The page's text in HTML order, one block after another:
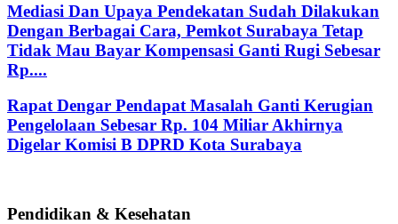
Mediasi Dan Upaya Pendekatan Sudah Dilakukan
Dengan Berbagai Cara, Pemkot Surabaya Tetap
Tidak Mau Bayar Kompensasi Ganti Rugi Sebesar
Rp....
Rapat Dengar Pendapat Masalah Ganti Kerugian
Pengelolaan Sebesar Rp. 104 Miliar Akhirnya
Digelar Komisi B DPRD Kota Surabaya
Pendidikan & Kesehatan